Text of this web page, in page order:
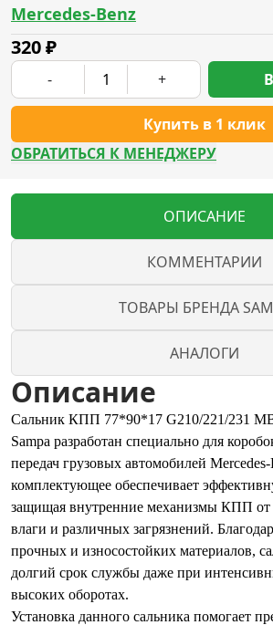
Mercedes-Benz
320₽
- +
Купить в 1 клик
ОБРАТИТЬСЯ К МЕНЕДЖЕРУ
ОПИСАНИЕ
КОММЕНТАРИИ
ТОВАРЫ БРЕНДА
АНАЛОГИ
Описание
Сальник КПП 77*90*17 G210/221/231
Sampa разработан специально для
передач грузовых автомобилей
комплектующее обеспечивает
защищая внутренние механизмы КПП от
влаги и различных загрязнений.
прочных и износостойких материалов,
долгий срок службы даже при
высоких оборотах.
Установка данного сальника помогает